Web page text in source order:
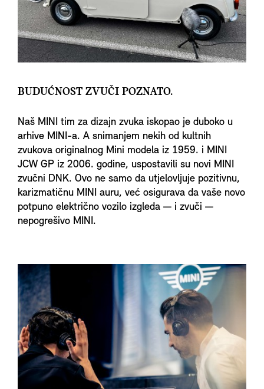
BUDUĆNOST ZVUČI POZNATO.
Naš MINI tim za dizajn zvuka iskopao je duboko u
arhive MINI-a. A snimanjem nekih od kultnih
zvukova originalnog Mini modela iz 1959. i MINI
JCW GP iz 2006. godine, uspostavili su novi MINI
zvučni DNK. Ovo ne samo da utjelovljuje pozitivnu,
karizmatičnu MINI auru, već osigurava da vaše novo
potpuno električno vozilo izgleda — i zvuči —
nepogrešivo MINI.